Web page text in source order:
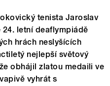
tenista Jaroslav
24. letní deaflympiádě
hrách neslyšících
nejlepší světový
obhájil zlatou medaili ve
vyhrát s